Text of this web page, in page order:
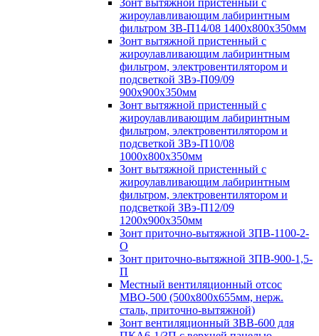
Зонт вытяжной пристенный с
жироулавливающим лабиринтным
фильтром ЗВ-П14/08 1400х800х350мм
Зонт вытяжной пристенный с
жироулавливающим лабиринтным
фильтром, электровентилятором и
подсветкой ЗВэ-П09/09
900х900х350мм
Зонт вытяжной пристенный с
жироулавливающим лабиринтным
фильтром, электровентилятором и
подсветкой ЗВэ-П10/08
1000х800х350мм
Зонт вытяжной пристенный с
жироулавливающим лабиринтным
фильтром, электровентилятором и
подсветкой ЗВэ-П12/09
1200х900х350мм
Зонт приточно-вытяжной ЗПВ-1100-2-
О
Зонт приточно-вытяжной ЗПВ-900-1,5-
П
Местный вентиляционный отсос
МВО-500 (500х800х655мм, нерж.
сталь, приточно-вытяжной)
Зонт вентиляционный ЗВВ-600 для